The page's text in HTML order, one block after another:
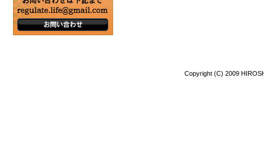
Copyright (C) 2009